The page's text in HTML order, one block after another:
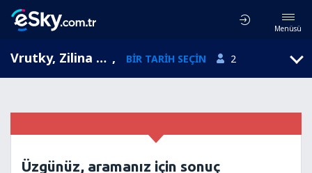
Menüsü
Vrutky, Zilina bölgesi , Slovakya , BIR TARIH SEÇIN 2
Üzgünüz, aramanız için sonuç